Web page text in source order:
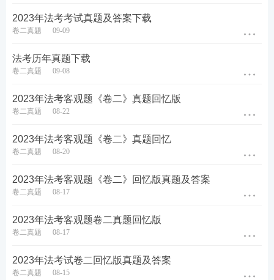
60、胡铭和其他数人发起设立贝达有限公司，胡铭认
缴出资100万元，约定于公司成立后两个月内缴纳完
毕。在设立中，胡铭利用自己捡到的姚舜的身份证，
冒用姚舜的名义，将自己的出资登记在姚舜名下。20
20年10月，贝达有限公司设立。到2021年2月，姚舜
名下的股权仍有70万元出资未缴纳。2021年8月，贝
力清偿。据此，下列说法正确的是：
A、金茂大厦有权请求姚舜清偿诚信公司拖欠的租金3
0万元
B、金茂大厦有权请求胡铭清偿诚信公司拖欠的租金3
0万元
C、姚舜知情后有权对外转让股权
2023年法考考试真题及答案下载
卷二真题 09-09
法考历年真题下载
卷二真题 09-08
2023年法考客观题《卷二》真题回忆版
卷二真题 08-22
2023年法考客观题《卷二》真题回忆
卷二真题 08-20
2023年法考客观题《卷二》回忆版真题及答案
卷二真题 08-17
2023年法考客观题卷二真题回忆版
卷二真题 08-17
2023年法考试卷二回忆版真题及答案
卷二真题 08-15